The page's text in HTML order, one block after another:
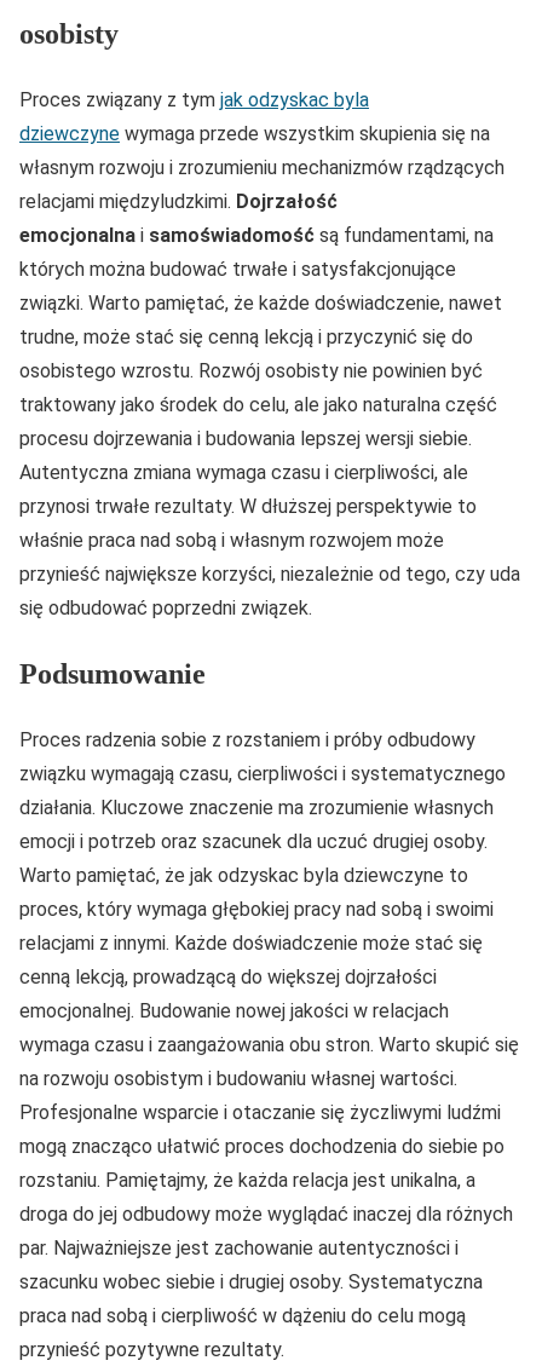
osobisty
Proces związany z tym jak odzyskac byla
dziewczyne wymaga przede wszystkim skupienia się na
własnym rozwoju i zrozumieniu mechanizmów rządzących
relacjami międzyludzkimi. Dojrzałość
emocjonalna i samoświadomość są fundamentami, na
których można budować trwałe i satysfakcjonujące
związki. Warto pamiętać, że każde doświadczenie, nawet
trudne, może stać się cenną lekcją i przyczynić się do
osobistego wzrostu. Rozwój osobisty nie powinien być
traktowany jako środek do celu, ale jako naturalna część
procesu dojrzewania i budowania lepszej wersji siebie.
Autentyczna zmiana wymaga czasu i cierpliwości, ale
przynosi trwałe rezultaty. W dłuższej perspektywie to
właśnie praca nad sobą i własnym rozwojem może
przynieść największe korzyści, niezależnie od tego, czy uda
się odbudować poprzedni związek.
Podsumowanie
Proces radzenia sobie z rozstaniem i próby odbudowy
związku wymagają czasu, cierpliwości i systematycznego
działania. Kluczowe znaczenie ma zrozumienie własnych
emocji i potrzeb oraz szacunek dla uczuć drugiej osoby.
Warto pamiętać, że jak odzyskac byla dziewczyne to
proces, który wymaga głębokiej pracy nad sobą i swoimi
relacjami z innymi. Każde doświadczenie może stać się
cenną lekcją, prowadzącą do większej dojrzałości
emocjonalnej. Budowanie nowej jakości w relacjach
wymaga czasu i zaangażowania obu stron. Warto skupić się
na rozwoju osobistym i budowaniu własnej wartości.
Profesjonalne wsparcie i otaczanie się życzliwymi ludźmi
mogą znacząco ułatwić proces dochodzenia do siebie po
rozstaniu. Pamiętajmy, że każda relacja jest unikalna, a
droga do jej odbudowy może wyglądać inaczej dla różnych
par. Najważniejsze jest zachowanie autentyczności i
szacunku wobec siebie i drugiej osoby. Systematyczna
praca nad sobą i cierpliwość w dążeniu do celu mogą
przynieść pozytywne rezultaty.